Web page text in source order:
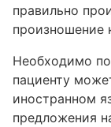
правильно
произношение
Необходимо
пациенту
иностранном
предложения